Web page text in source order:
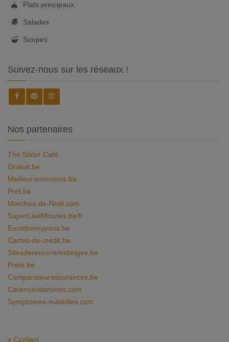
Plats principaux
Salades
Soupes
Suivez-nous sur les réseaux !
Nos partenaires
The Sister Café
Gratuit.be
Meilleursconcours.be
Prêt.be
Marchés-de-Noël.com
SuperLastMinutes.be/fr
Eurodisneyparis.be
Cartes-de-crédit.be
Sitesderencontresbelges.be
Prets.be
Comparateurassurances.be
Carencevitamines.com
Symptomes-maladies.com
Contact